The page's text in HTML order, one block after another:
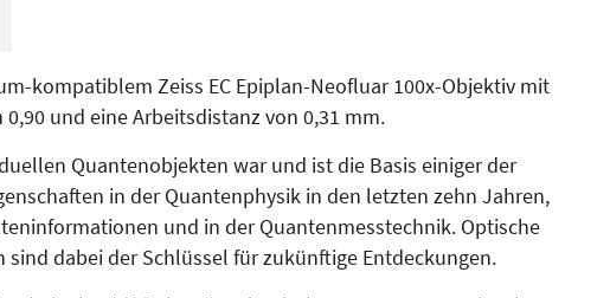
kompatiblem Zeiss EC Epiplan-Neofluar 100x-Objektiv mit
und eine Arbeitsdistanz von 0,31 mm.
Quantenobjekten war und ist die Basis einiger der
in der Quantenphysik in den letzten zehn Jah­ren,
und in der Quantenmesstechnik. Optische
sind dabei der Schlüssel für zukünftige Entdeckungen.